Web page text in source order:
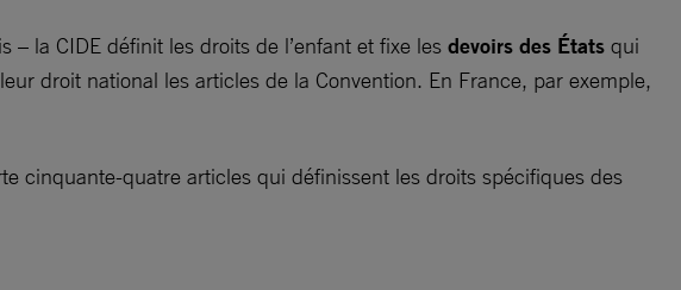
– la CIDE définit les droits de l’enfant et fixe les devoirs des États qui
droit national les articles de la Convention. En France, par exemple,
cinquante-quatre articles qui définissent les droits spécifiques des